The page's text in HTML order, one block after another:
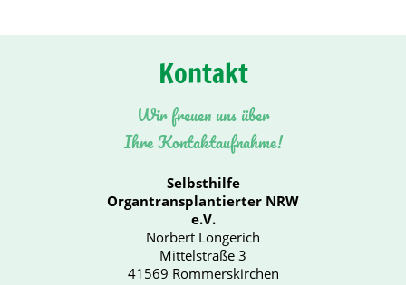
Kontakt
Wir freuen uns über
Ihre Kontaktaufnahme!
Selbsthilfe
Organtransplantierter NRW
e.V.
Norbert Longerich
Mittelstraße 3
41569 Rommerskirchen